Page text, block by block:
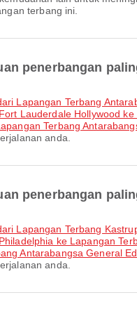
terbang ini.
penerbangan
Lapangan Terbang
Lauderdale Hollywood
Terbang
anda.
penerbangan
Lapangan Terbang
ke Lapangan
Antarabangsa General
anda.